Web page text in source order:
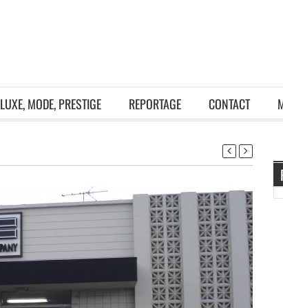
LUXE, MODE, PRESTIGE REPORTAGE CONTACT